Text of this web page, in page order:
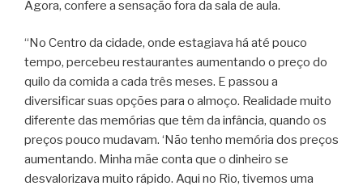
Agora, confere a sensação fora da sala de aula.
“No Centro da cidade, onde estagiava há até pouco
tempo, percebeu restaurantes aumentando o preço do
quilo da comida a cada três meses. E passou a
diversificar suas opções para o almoço. Realidade muito
diferente das memórias que têm da infância, quando os
preços pouco mudavam. ‘Não tenho memória dos preços
aumentando. Minha mãe conta que o dinheiro se
desvalorizava muito rápido. Aqui no Rio, tivemos uma